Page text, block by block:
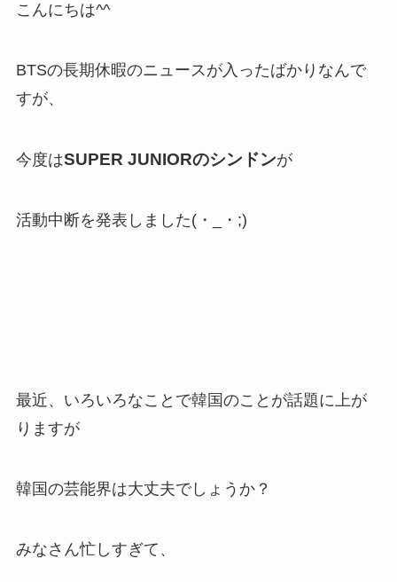
こんにちは^^
BTSの長期休暇のニュースが入ったばかりなんで
すが、
今度はSUPER JUNIORのシンドンが
活動中断を発表しました(・_・;)
最近、いろいろなことで韓国のことが話題に上が
りますが
韓国の芸能界は大丈夫でしょうか？
みなさん忙しすぎて、